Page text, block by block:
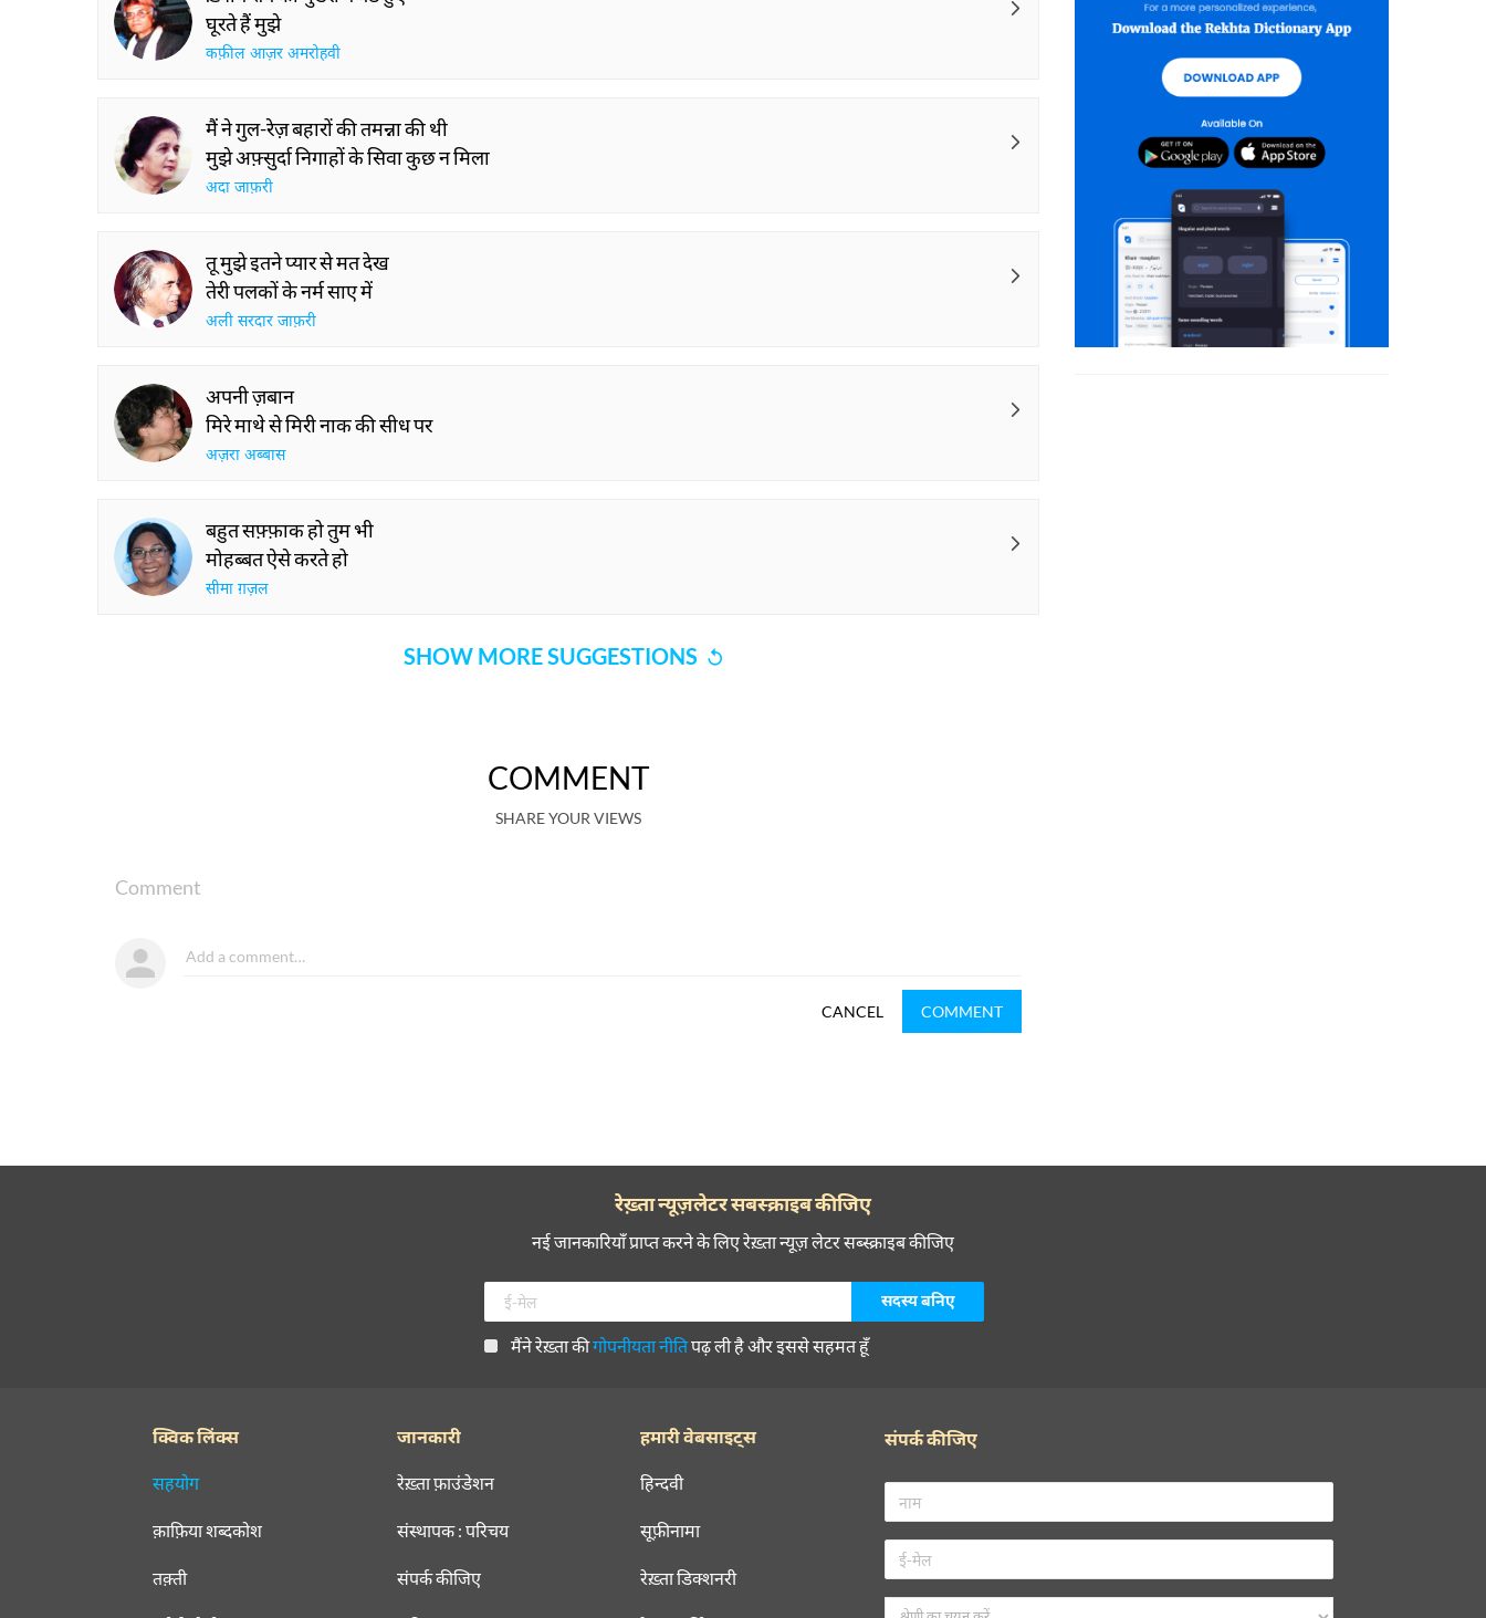
घूरते हैं मुझे
कफ़ील आज़र अमरोहवी
मैं ने गुल-रेज़ बहारों की तमन्ना की थी
मुझे अफ़्सुर्दा निगाहों के सिवा कुछ न मिला
अदा जाफ़री
तू मुझे इतने प्यार से मत देख
तेरी पलकों के नर्म साए में
अली सरदार जाफ़री
अपनी ज़बान
मिरे माथे से मिरी नाक की सीध पर
अज़रा अब्बास
बहुत सफ़्फ़ाक हो तुम भी
मोहब्बत ऐसे करते हो
सीमा ग़ज़ल
SHOW MORE SUGGESTIONS
COMMENT
SHARE YOUR VIEWS
Comment
CANCEL COMMENT
रेख़्ता न्यूज़लेटर सबस्क्राइब कीजिए
नई जानकारियाँ प्राप्त करने के लिए रेख़्ता न्यूज़ लेटर सब्स्क्राइब कीजिए
मैंने रेख़्ता कीगोपनीयता नीतिपढ़ ली है और इससे सहमत हूँ
क्विक लिंक्स
सहयोग
क़ाफ़िया शब्दकोश
तक़्ती
जानकारी
रेख़्ता फ़ाउंडेशन
संस्थापक : परिचय
संपर्क कीजिए
हमारी वेबसाइट्स
हिन्दवी
सूफ़ीनामा
रेख़्ता डिक्शनरी
संपर्क कीजिए